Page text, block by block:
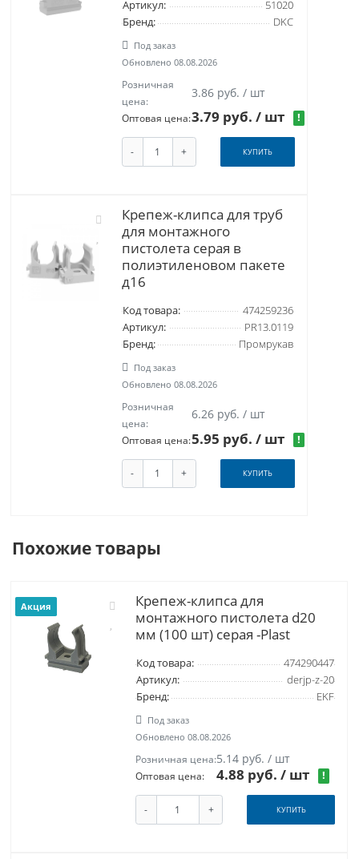
Артикул:
51020
Бренд:
DKC
Под заказ
Обновлено 08.08.2026
Розничная
цена:
3.86 руб. / шт
Оптовая цена:3.79 руб./ шт !
- + КУПИТЬ
Крепеж-клипса для труб
для монтажного
пистолета серая в
полиэтиленовом пакете
д16
Код товара:
474259236
Артикул:
PR13.0119
Бренд:
Промрукав
Под заказ
Обновлено 08.08.2026
Розничная
цена:
6.26 руб. / шт
Оптовая цена:5.95 руб./ шт !
- + КУПИТЬ
Похожие товары
Акция
Крепеж-клипса для
монтажного пистолета d20
мм (100 шт) серая -Plast
Код товара:
474290447
Артикул:
derjp-z-20
Бренд:
EKF
Под заказ
Обновлено 08.08.2026
Розничная цена:5.14 руб. / шт
Оптовая цена: 4.88 руб./ шт !
- + КУПИТЬ